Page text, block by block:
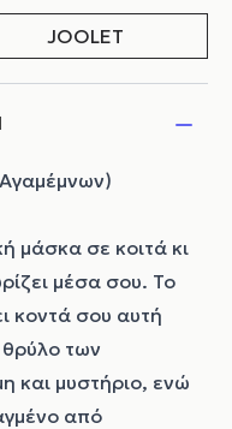
μάσκα σε κοιτά κι
μέσα σου. Το
κοντά σου αυτή
των
και μυστήριο, ενώ
από